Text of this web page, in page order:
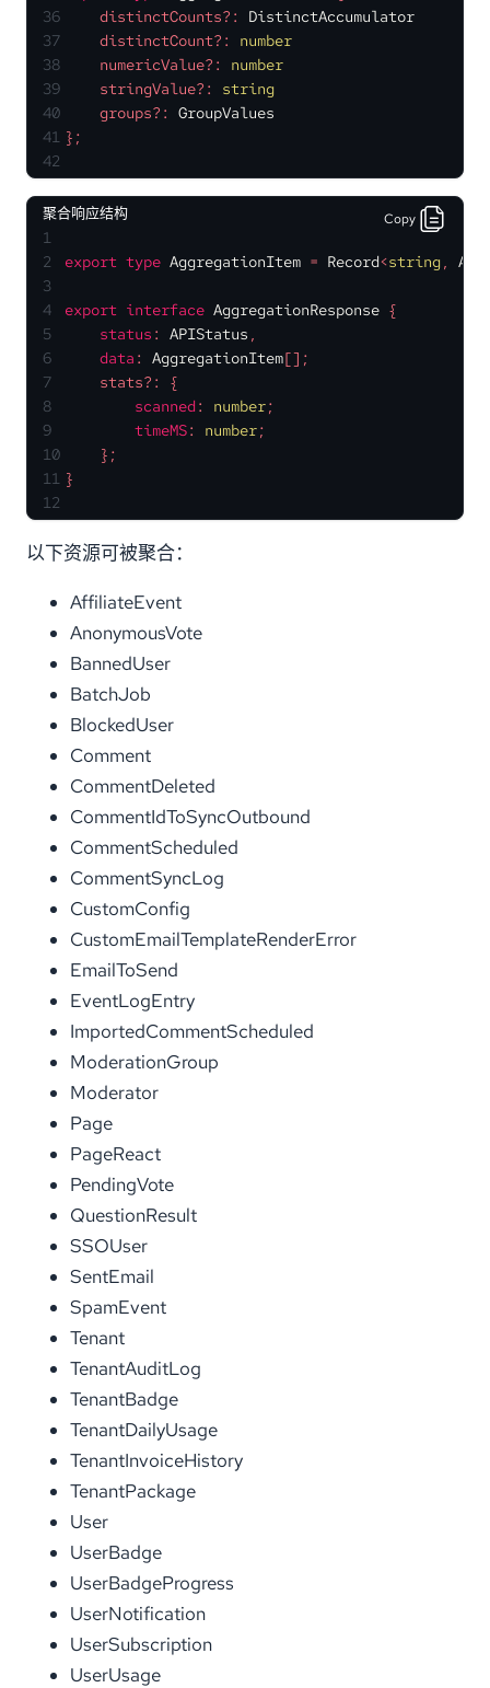
36
    distinctCounts?:
DistinctAccumulator
37
    distinctCount?:
number
38
    numericValue?:
number
39
    stringValue?:
string
40
    groups?:
GroupValues
41 };
42
聚合响应结构 Copy
1
2
export type AggregationItem = Record<string,
3
4
export interface AggregationResponse {
5
status : APIStatus ,
6
data : AggregationItem[];
7
    stats?: {
8
scanned: number;
9
timeMS: number;
10
    };
11 }
12
以下资源可被聚合：
AffiliateEvent
AnonymousVote
BannedUser
BatchJob
BlockedUser
Comment
CommentDeleted
CommentIdToSyncOutbound
CommentScheduled
CommentSyncLog
CustomConfig
CustomEmailTemplateRenderError
EmailToSend
EventLogEntry
ImportedCommentScheduled
ModerationGroup
Moderator
Page
PageReact
PendingVote
QuestionResult
SSOUser
SentEmail
SpamEvent
Tenant
TenantAuditLog
TenantBadge
TenantDailyUsage
TenantInvoiceHistory
TenantPackage
User
UserBadge
UserBadgeProgress
UserNotification
UserSubscription
UserUsage